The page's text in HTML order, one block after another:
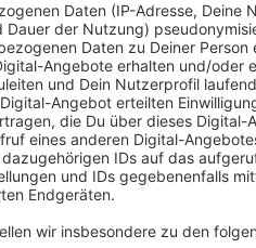
Die Inzidenz liegt laut RKI heute
(Quelle: RKI, 26. März 2021,
Todesfälle. 310 Menschen, die
Düsseldorf gestorben.
Koch-Institut rund 21.570
4.000 Fälle mehr als am Freitag
119 an, gestern lag der Wert bei